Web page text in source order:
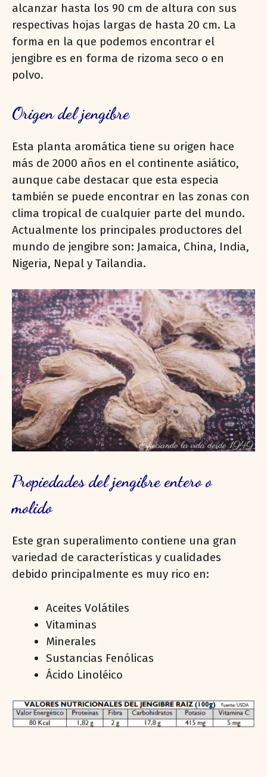
alcanzar hasta los 90 cm de altura con sus
respectivas hojas largas de hasta 20 cm. La
forma en la que podemos encontrar el
jengibre es en forma de rizoma seco o en
polvo.
Origen del jengibre
Esta planta aromática tiene su origen hace
más de 2000 años en el continente asiático,
aunque cabe destacar que esta especia
también se puede encontrar en las zonas con
clima tropical de cualquier parte del mundo.
Actualmente los principales productores del
mundo de jengibre son: Jamaica, China, India,
Nigeria, Nepal y Tailandia.
Propiedades del jengibre entero o
molido
Este gran superalimento contiene una gran
variedad de características y cualidades
debido principalmente es muy rico en:
Aceites Volátiles
Vitaminas
Minerales
Sustancias Fenólicas
Ácido Linoléico